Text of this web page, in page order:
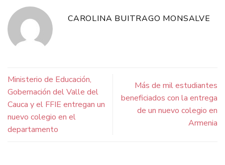
CAROLINA BUITRAGO MONSALVE
Ministerio de Educación,
Gobernación del Valle del
Cauca y el FFIE entregan un
nuevo colegio en el
departamento
Más de mil estudiantes
beneficiados con la entrega
de un nuevo colegio en
Armenia